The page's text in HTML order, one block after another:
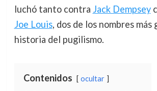
luchó tanto contra Jack Dempsey
Joe Louis, dos de los nombres más
historia del pugilismo.
Contenidos ocultar